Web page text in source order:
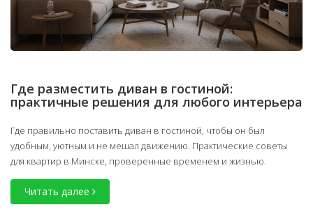
Где разместить диван в гостиной:
практичные решения для любого интерьера
Где правильно поставить диван в гостиной, чтобы он был
удобным, уютным и не мешал движению. Практические советы
для квартир в Минске, проверенные временем и жизнью.
Читать далее